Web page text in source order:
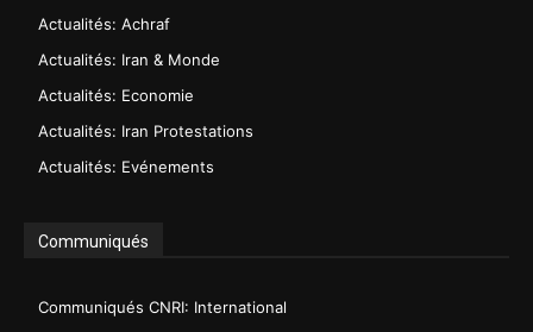
Actualités: Achraf
Actualités: Iran & Monde
Actualités: Economie
Actualités: Iran Protestations
Actualités: Evénements
Communiqués
Communiqués CNRI: International